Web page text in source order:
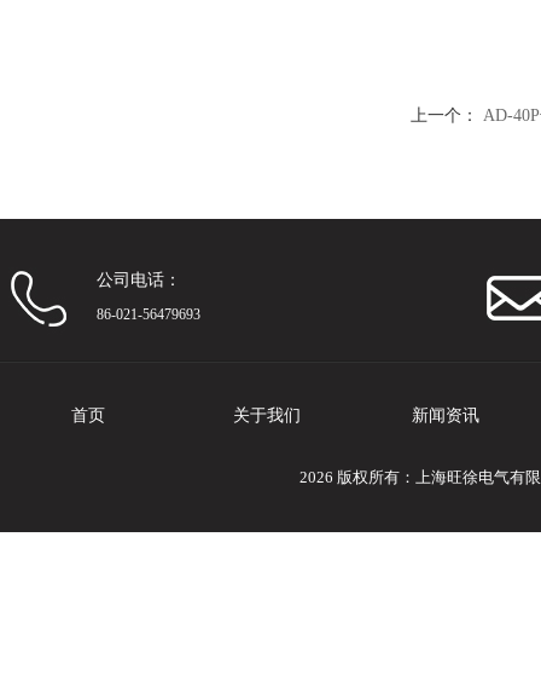
上一个： AD-
公司电话：
86-021-56479693
首页 关于我们 新闻资讯
2026 版权所有：上海旺徐电气有